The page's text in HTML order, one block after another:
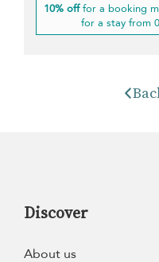
10% offfor a booking
for a stay from
Discover
About us